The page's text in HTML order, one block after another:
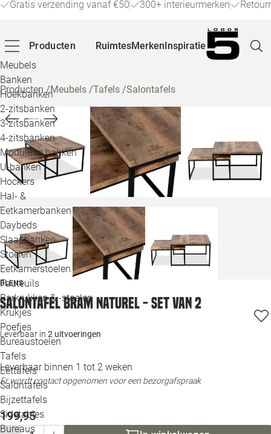
Gratis verzending vanaf €50 300+ interieurmerken
Producten
Meubels
Banken
Hoekbanken
2-zitsbanken
3-zitsbanken
4-zitsbanken
Modulaire banken
U-banken
Hockers
Hal- &
Eetkamerbanken
Daybeds
Slaapbanken
Stoelen
Eetkamerstoelen
Fauteuils
Barkrukken & -stoelen
Krukjes
Poefjes
Bureaustoelen
Tafels
Eettafels
Salontafels
Bijzettafels
Sidetables
Bureaus
RuimtesMerkenInspiratie
Producten/Meubels /Tafels /Salontafels
BLENS
Salontafel Bram naturel - set van 2
Leverbaar in 2 uitvoeringen
Leverbaar binnen 1 tot 2 weken
Er wordt contact opgenomen voor een bezorgafspraak
199,95